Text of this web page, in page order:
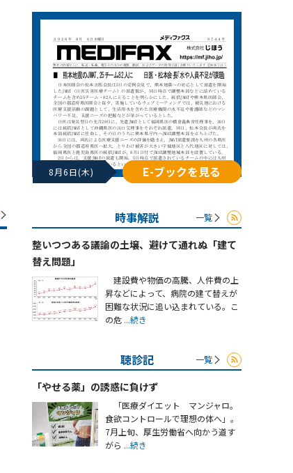
8月6日(木) E-ブックを見る
時事解説 一覧
整いつつある議論の土壌、避けて通れぬ「建て
替え問題」
建設費や物価の高騰、人件費の上
昇などによって、病院の建て替えが
困難な状況に追い込まれている。こ
の危 ...続き
聴診記 一覧
「やせる薬」の誘惑に負けず
「医療ダイエット マンジャロ。
食欲コントロールで理想の体へ」。
7月上旬、厚生労働省へ向かう道す
がら ...続き